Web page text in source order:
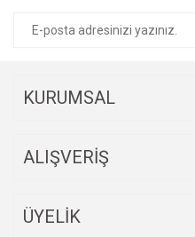
KURUMSAL
ALIŞVERİŞ
ÜYELİK